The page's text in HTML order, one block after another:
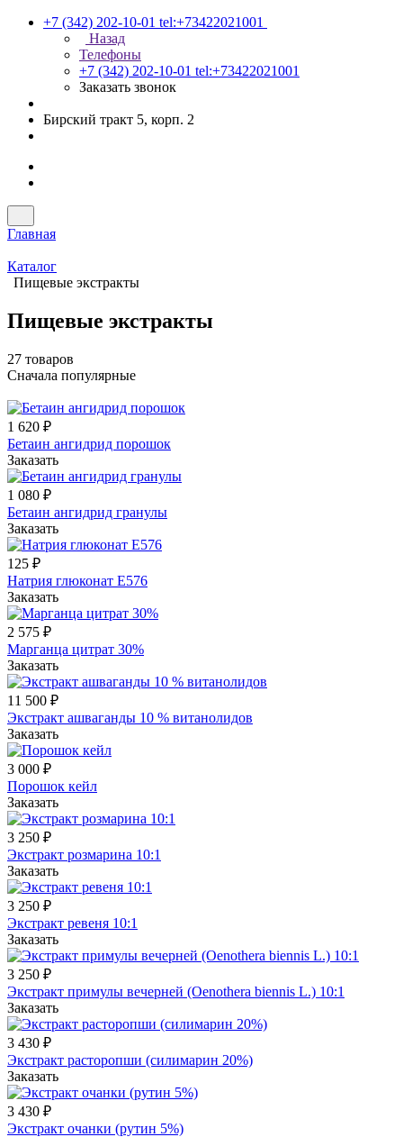
+7 (342) 202-10-01 tel:+73422021001
Назад
Телефоны
+7 (342) 202-10-01 tel:+73422021001
Заказать звонок
Бирский тракт 5, корп. 2
Главная
Каталог
Пищевые экстракты
Пищевые экстракты
27 товаров
Сначала популярные
1 620 ₽
Бетаин ангидрид порошок
Заказать
1 080 ₽
Бетаин ангидрид гранулы
Заказать
125 ₽
Натрия глюконат E576
Заказать
2 575 ₽
Марганца цитрат 30%
Заказать
11 500 ₽
Экстракт ашваганды 10 % витанолидов
Заказать
3 000 ₽
Порошок кейл
Заказать
3 250 ₽
Экстракт розмарина 10:1
Заказать
3 250 ₽
Экстракт ревеня 10:1
Заказать
3 250 ₽
Экстракт примулы вечерней (Oenothera biennis L.) 10:1
Заказать
3 430 ₽
Экстракт расторопши (силимарин 20%)
Заказать
3 430 ₽
Экстракт очанки (рутин 5%)